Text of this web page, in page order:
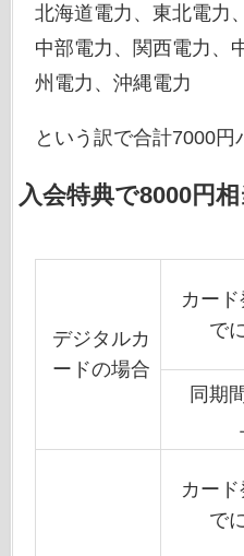
北海道電力、東北電力
中部電力、関西電力、
州電力、沖縄電力
という訳で合計7000円
入会特典で8000円
デジタルカ
ードの場合
カー
で
同期
カー
で